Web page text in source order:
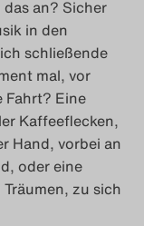
Blog
Blog
Blog
an? Sicher
in den
schließende
mal, vor
Fahrt? Eine
Kaffeeflecken,
Hand, vorbei an
oder eine
zu sich